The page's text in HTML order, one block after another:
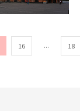
16 ... 18